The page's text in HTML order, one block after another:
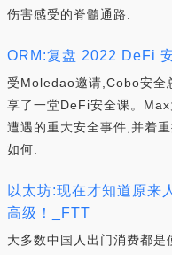
伤害感受的脊髓通路.
ORM:复盘 2022 DeFi
受Moledao邀请,Cobo安全
享了一堂DeFi安全课。
遭遇的重大安全事件,并着
如何.
以太坊:现在才知道原来
高级！_FTT
大多数中国人出门消费都